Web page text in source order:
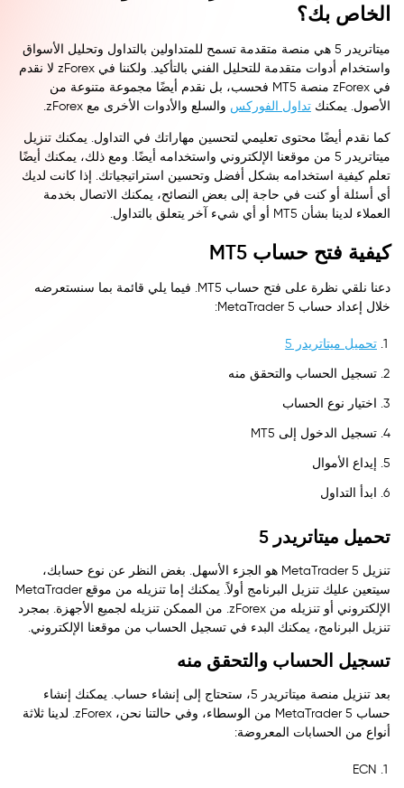
الخاص بك؟
ميتاتريدر 5 هي منصة متقدمة تسمح للمتداولين بالتداول وتحليل الأسواق
واستخدام أدوات متقدمة للتحليل الفني بالتأكيد. ولكننا في zForex لا نقدم
في zForex منصة MT5 فحسب، بل نقدم أيضًا مجموعة متنوعة من
الأصول. يمكنك تداول الفوركس والسلع والأدوات الأخرى مع zForex.
كما نقدم أيضًا محتوى تعليمي لتحسين مهاراتك في التداول. يمكنك تنزيل
ميتاتريدر 5 من موقعنا الإلكتروني واستخدامه أيضًا. ومع ذلك، يمكنك أيضًا
تعلم كيفية استخدامه بشكل أفضل وتحسين استراتيجياتك. إذا كانت لديك
أي أسئلة أو كنت في حاجة إلى بعض النصائح، يمكنك الاتصال بخدمة
العملاء لدينا بشأن MT5 أو أي شيء آخر يتعلق بالتداول.
كيفية فتح حساب MT5
دعنا نلقي نظرة على فتح حساب MT5. فيما يلي قائمة بما سنستعرضه
خلال إعداد حساب MetaTrader 5:
تحميل ميتاتريدر 5
تسجيل الحساب والتحقق منه
اختيار نوع الحساب
تسجيل الدخول إلى MT5
إيداع الأموال
ابدأ التداول
تحميل ميتاتريدر 5
تنزيل MetaTrader 5 هو الجزء الأسهل. بغض النظر عن نوع حسابك،
سيتعين عليك تنزيل البرنامج أولاً. يمكنك إما تنزيله من موقع MetaTrader
الإلكتروني أو تنزيله من zForex. من الممكن تنزيله لجميع الأجهزة. بمجرد
تنزيل البرنامج، يمكنك البدء في تسجيل الحساب من موقعنا الإلكتروني.
تسجيل الحساب والتحقق منه
بعد تنزيل منصة ميتاتريدر 5، ستحتاج إلى إنشاء حساب. يمكنك إنشاء
حساب MetaTrader 5 من الوسطاء، وفي حالتنا نحن، zForex. لدينا ثلاثة
أنواع من الحسابات المعروضة:
ECN